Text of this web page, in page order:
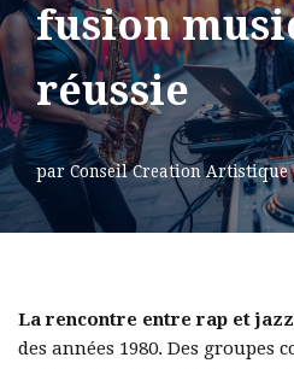
fusion
réussie
parConseil Creation Artistique
La rencontre entre rap et jazz
des années 1980. Des groupes